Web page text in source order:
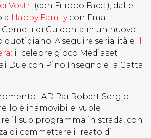
Vostri (con Filippo Facci); dalle
a Happy Familycon Ema
di Guidonia in un nuovo
A seguire serialità e Il
il celebre gioco Mediaset
Due con Pino Insegno e la Gatta
l’AD Rai Robert Sergio
è inamovibile: vuole
il suo programma in strada, con
di commettere il reato di